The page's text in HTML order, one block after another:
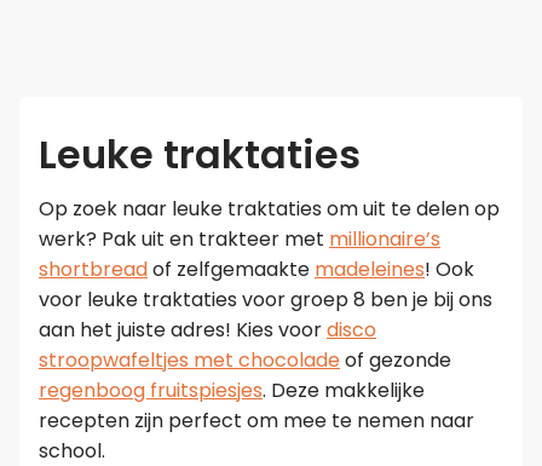
Leuke traktaties
Op zoek naar leuke traktaties om uit te delen op
werk? Pak uit en trakteer met millionaire’s
shortbreadof zelfgemaakte madeleines! Ook
voor leuke traktaties voor groep 8 ben je bij ons
aan het juiste adres! Kies voordisco
stroopwafeltjes met chocoladeof gezonde
regenboog fruitspiesjes. Deze makkelijke
recepten zijn perfect om mee te nemen naar
school.